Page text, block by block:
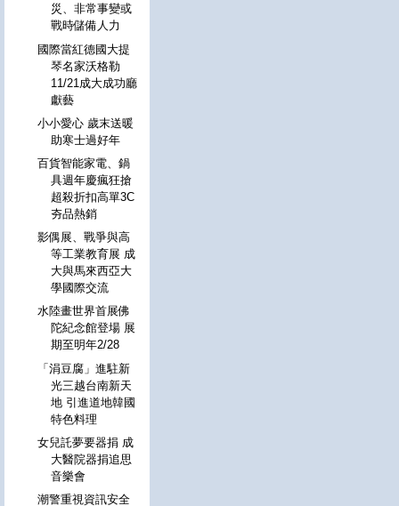
災、非常事變或
戰時儲備人力
國際當紅德國大提
琴名家沃格勒
11/21成大成功廳
獻藝
小小愛心 歲末送暖
助寒士過好年
百貨智能家電、鍋
具週年慶瘋狂搶
超殺折扣高單3C
夯品熱銷
影偶展、戰爭與高
等工業教育展 成
大與馬來西亞大
學國際交流
水陸畫世界首展佛
陀紀念館登場 展
期至明年2/28
「涓豆腐」進駐新
光三越台南新天
地 引進道地韓國
特色料理
女兒託夢要器捐 成
大醫院器捐追思
音樂會
潮警重視資訊安全